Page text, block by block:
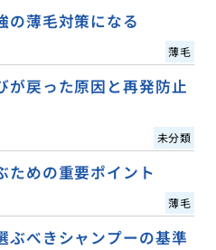
の薄毛対策になる
薄毛
が戻った原因と再発防止
未分類
ための重要ポイント
薄毛
ぶべきシャンプーの基準